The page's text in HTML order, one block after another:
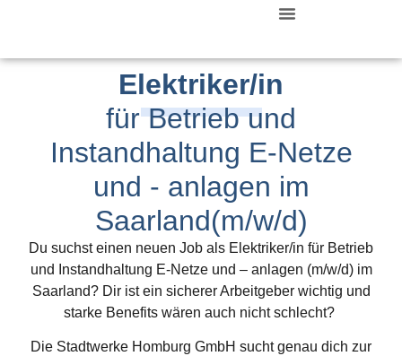
Elektriker/in
für Betrieb und
Instandhaltung E-Netze
und - anlagen im
Saarland(m/w/d)
Du suchst einen neuen Job als Elektriker/in für Betrieb
und Instandhaltung E-Netze und – anlagen (m/w/d) im
Saarland?Dir ist ein sicherer Arbeitgeber wichtig und
starke Benefits wären auch nicht schlecht?
Die Stadtwerke Homburg GmbH sucht genau dich zur